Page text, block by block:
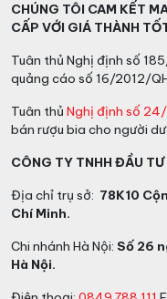
CHÚNG TÔI CAM KẾT
CẤP VỚI GIÁ THÀNH
Tuân thủ Nghị định số
quảng cáo số 16/2012/
Tuân thủ Nghị định số
bán rượu bia cho người
CÔNG TY TNHH ĐẦU
Địa chỉ trụ sở: 78K10
Chí Minh.
Chi nhánh Hà Nội: Số 26
Hà Nội.